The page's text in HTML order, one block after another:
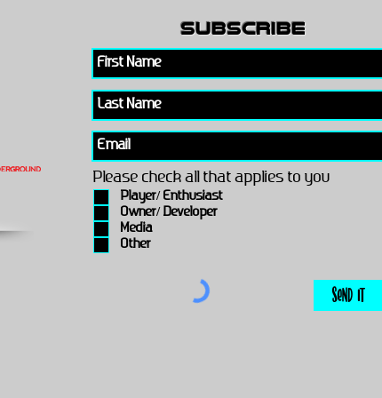
subscribe
Please check all that applies to you
Player/ Enthusiast
Owner/ Developer
Media
Other
Send It